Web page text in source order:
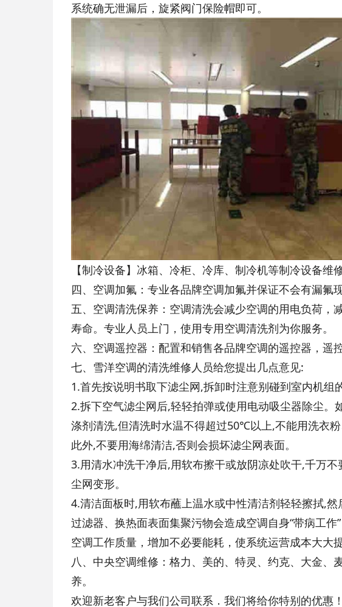
系统确无泄漏后，旋紧阀门保险帽即可。
【制冷设备】冰箱、冷柜、冷库、制冷机等制冷设备维
四、空调加氟：专业各品牌空调加氟并保证不会有漏氟现
五、空调清洗保养：空调清洗会减少空调的用电负荷，
寿命。专业人员上门，使用专用空调清洗剂为你服务。
六、空调遥控器：配置和销售各品牌空调的遥控器，遥
七、雪洋空调的清洗维修人员给您提出几点意见:
1.首先按说明书取下滤尘网,拆卸时注意别碰到室内机组
2.拆下空气滤尘网后,轻轻拍弹或使用电动吸尘器除尘
涤剂清洗,但清洗时水温不得超过50℃以上,不能用洗衣
此外,不要用海绵清洁,否则会损坏滤尘网表面。
3.用清水冲洗干净后,用软布擦干或放阴凉处吹干,千万
尘网变形。
4.清洁面板时,用软布蘸上温水或中性清洁剂轻轻擦拭,然
过滤器、换热面表面集聚污物会造成空调自身“带病工
空调工作质量，增加不必要能耗，使系统运营成本大大提
八、中央空调维修：格力、美的、特灵、约克、大金、
养。
欢迎新老客户与我们公司联系．我们将给你特别的优惠